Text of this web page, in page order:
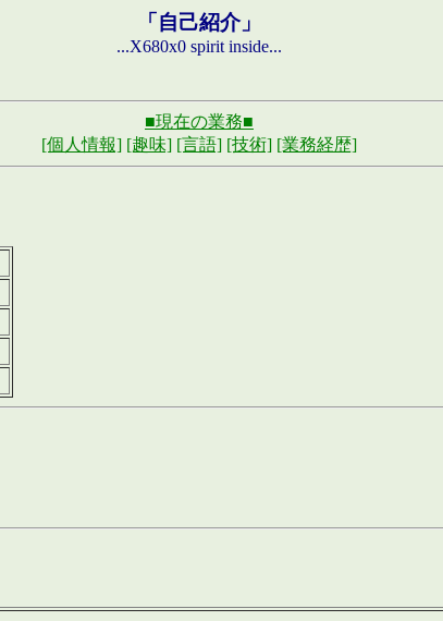
「自己紹介」
...X680x0 spirit inside...
■現在の業務■
[個人情報] [趣味] [言語] [技術] [業務経歴]